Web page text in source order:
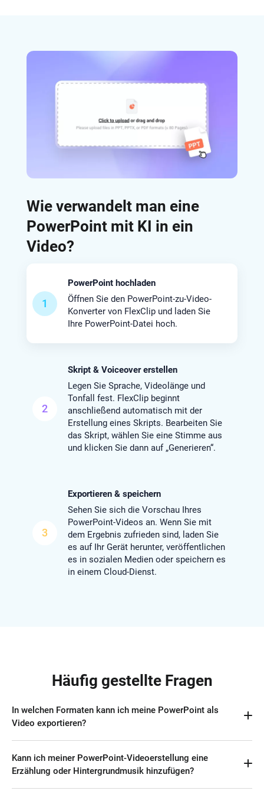
Wie verwandelt man eine
PowerPoint mit KI in ein
Video?
1
PowerPoint hochladen
Öffnen Sie den PowerPoint-zu-Video-
Konverter von FlexClip und laden Sie
Ihre PowerPoint-Datei hoch.
2
Skript & Voiceover erstellen
Legen Sie Sprache, Videolänge und
Tonfall fest. FlexClip beginnt
anschließend automatisch mit der
Erstellung eines Skripts. Bearbeiten Sie
das Skript, wählen Sie eine Stimme aus
und klicken Sie dann auf „Generieren“.
3
Exportieren & speichern
Sehen Sie sich die Vorschau Ihres
PowerPoint-Videos an. Wenn Sie mit
dem Ergebnis zufrieden sind, laden Sie
es auf Ihr Gerät herunter, veröffentlichen
es in sozialen Medien oder speichern es
in einem Cloud-Dienst.
Häufig gestellte Fragen
In welchen Formaten kann ich meine PowerPoint als
Video exportieren?
MOV. FlexClip unterstützt jedoch nur den Export von
PowerPoint-Videos im MP4-Format.
Kann ich meiner PowerPoint-Videoerstellung eine
Erzählung oder Hintergrundmusik hinzufügen?